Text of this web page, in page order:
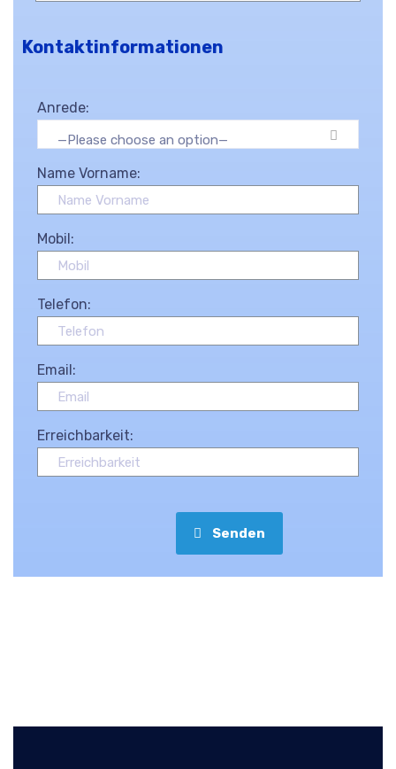
Kontaktinformationen
Anrede:
—Please choose an option—
Name Vorname:
Mobil:
Telefon:
Email:
Erreichbarkeit:
Senden